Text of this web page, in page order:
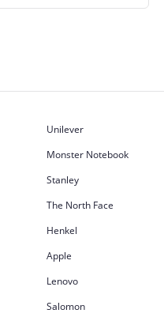
Unilever
Monster Notebook
Stanley
The North Face
Henkel
Apple
Lenovo
Salomon